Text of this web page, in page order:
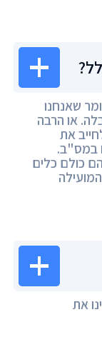
שאנחנו
או הרבה
את
במס"ב.
כולם כלים
את